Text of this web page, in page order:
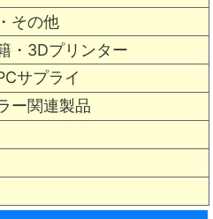
その他
・3Dプリンター
サプライ
ー関連製品